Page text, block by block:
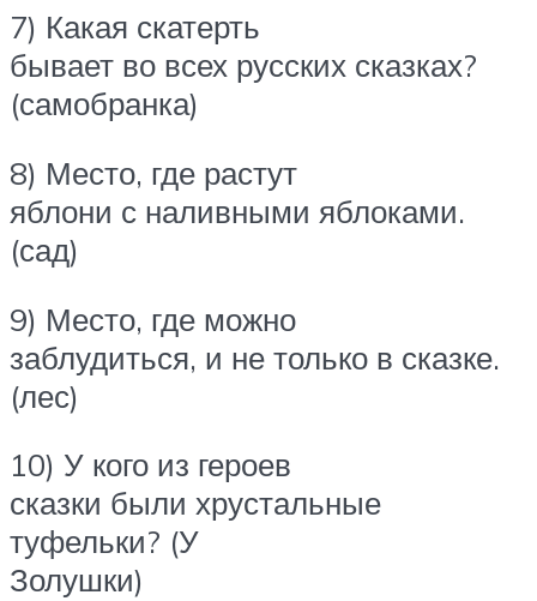
7) Какая скатерть
бывает во всех русских сказках?
(самобранка)
8) Место, где растут
яблони с наливными яблоками.
(сад)
9) Место, где можно
заблудиться, и не только в сказке.
(лес)
10) У кого из героев
сказки были хрустальные
туфельки? (У
Золушки)